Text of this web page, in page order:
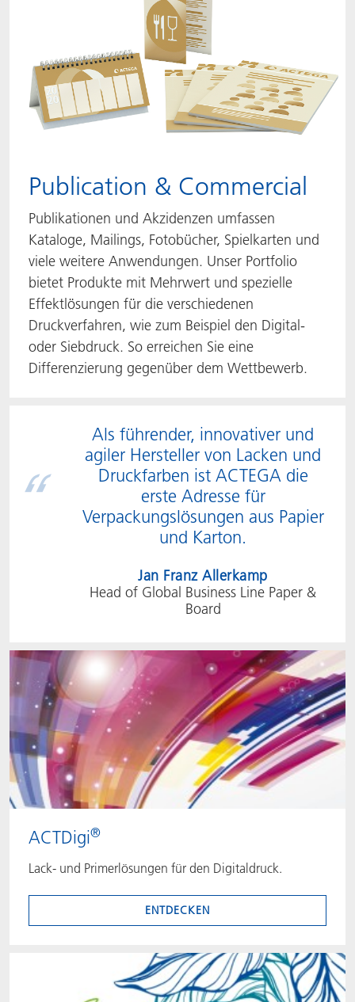
Publication & Commercial
Publikationen und Akzidenzen umfassen
Kataloge, Mailings, Fotobücher, Spielkarten und
viele weitere Anwendungen. Unser Portfolio
bietet Produkte mit Mehrwert und spezielle
Effektlösungen für die verschiedenen
Druckverfahren, wie zum Beispiel den Digital-
oder Siebdruck. So erreichen Sie eine
Differenzierung gegenüber dem Wettbewerb.
Als führender, innovativer und
agiler Hersteller von Lacken und
Druckfarben ist ACTEGA die
erste Adresse für
Verpackungslösungen aus Papier
und Karton.
Jan Franz Allerkamp
Head of Global Business Line Paper &
Board
ACTDigi®
Lack- und Primerlösungen für den Digitaldruck.
ENTDECKEN